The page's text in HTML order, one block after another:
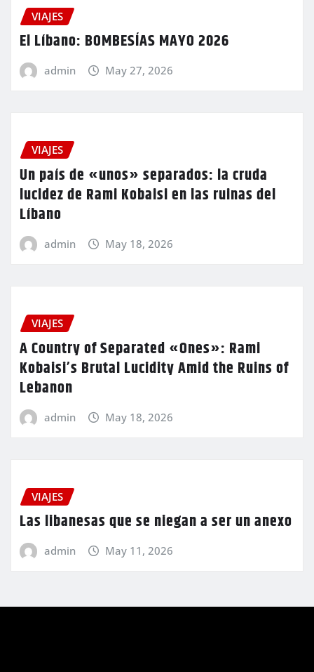
VIAJES
El Líbano: BOMBESÍAS MAYO 2026
admin May 27, 2026
VIAJES
Un país de «unos» separados: la cruda
lucidez de Rami Kobaisi en las ruinas del
Líbano
admin May 18, 2026
VIAJES
A Country of Separated «Ones»: Rami
Kobaisi’s Brutal Lucidity Amid the Ruins of
Lebanon
admin May 18, 2026
VIAJES
Las libanesas que se niegan a ser un anexo
admin May 11, 2026